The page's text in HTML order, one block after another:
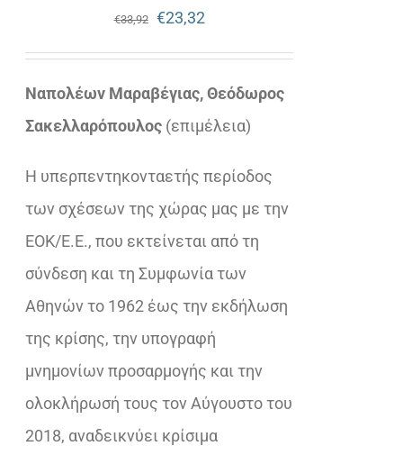
€33,92
Original
price
was:
€33,92.
€23,32Η
τρέχουσα
τιμή
είναι:
Ναπολέων Μαραβέγιας, Θεόδωρος
Σακελλαρόπουλος (επιμέλεια)
Η υπερπεντηκονταετής περίοδος
των σχέσεων της χώρας μας με την
ΕΟΚ/Ε.Ε., που εκτείνεται από τη
σύνδεση και τη Συμφωνία των
Αθηνών το 1962 έως την εκδήλωση
της κρίσης, την υπογραφή
μνημονίων προσαρμογής και την
ολοκλήρωσή τους τον Αύγουστο του
2018, αναδεικνύει κρίσιμα